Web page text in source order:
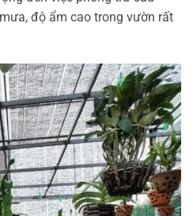
độ ẩm cao trong vườn rất